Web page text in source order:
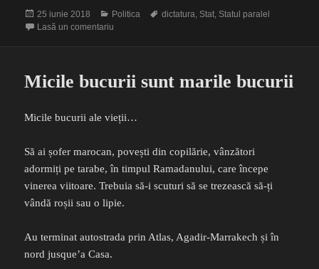
Publicat
pe
25 iunie 2018 Categorii
Politica Etichete
dictatura, Stat, Statul paralel
Lasă un comentariu
Micile bucurii sunt marile bucurii
Micile bucurii ale vieții…
Să ai șofer marocan, povești din copilărie, vânzători
adormiți pe tarabe, în timpul Ramadanului, care începe
vinerea viitoare. Trebuia să-i scuturi să se trezească să-ți
vândă roșii sau o lipie.
Au terminat autostrada prin Atlas, Agadir-Marrakech și în
nord jusque’a Casa.